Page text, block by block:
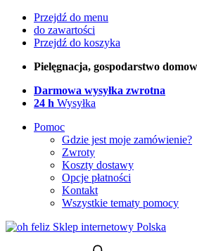
Przejdź do menu
do zawartości
Przejdź do koszyka
Pielęgnacja, gospodarstwo
Darmowa wysyłka zwrotna
24 h Wysyłka
Pomoc
Gdzie jest moje zamówienie?
Zwroty
Koszty dostawy
Opcje płatności
Kontakt
Wszystkie tematy pomocy